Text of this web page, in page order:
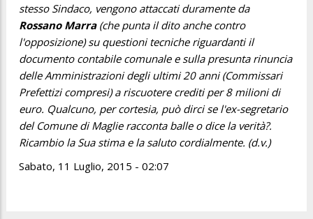
stesso Sindaco, vengono attaccati duramente da
Rossano Marra(che punta il dito anche contro
l'opposizione) su questioni tecniche riguardanti il
documento contabile comunale e sulla presunta rinuncia
delle Amministrazioni degli ultimi 20 anni (Commissari
Prefettizi compresi) a riscuotere crediti per 8 milioni di
euro. Qualcuno, per cortesia, può dirci se l'ex-segretario
del Comune di Maglie racconta balle o dice la verità?.
Ricambio la Sua stima e la saluto cordialmente. (d.v.)
Sabato, 11 Luglio, 2015 - 02:07